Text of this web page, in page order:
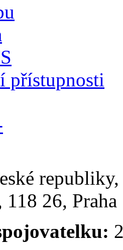
přístupnosti
118 26,